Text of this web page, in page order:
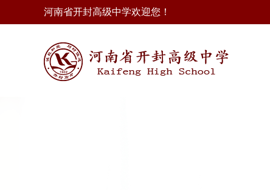
河南省开封高级中学欢迎您！